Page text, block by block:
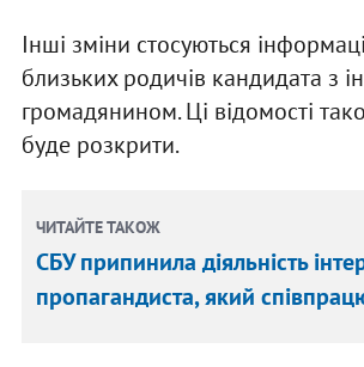
Інші зміни стосуються
близьких родичів кандидата з
громадянином. Ці відомості
буде розкрити.
ЧИТАЙТЕ ТАКОЖ
СБУ припинила діяльність
пропагандиста, який